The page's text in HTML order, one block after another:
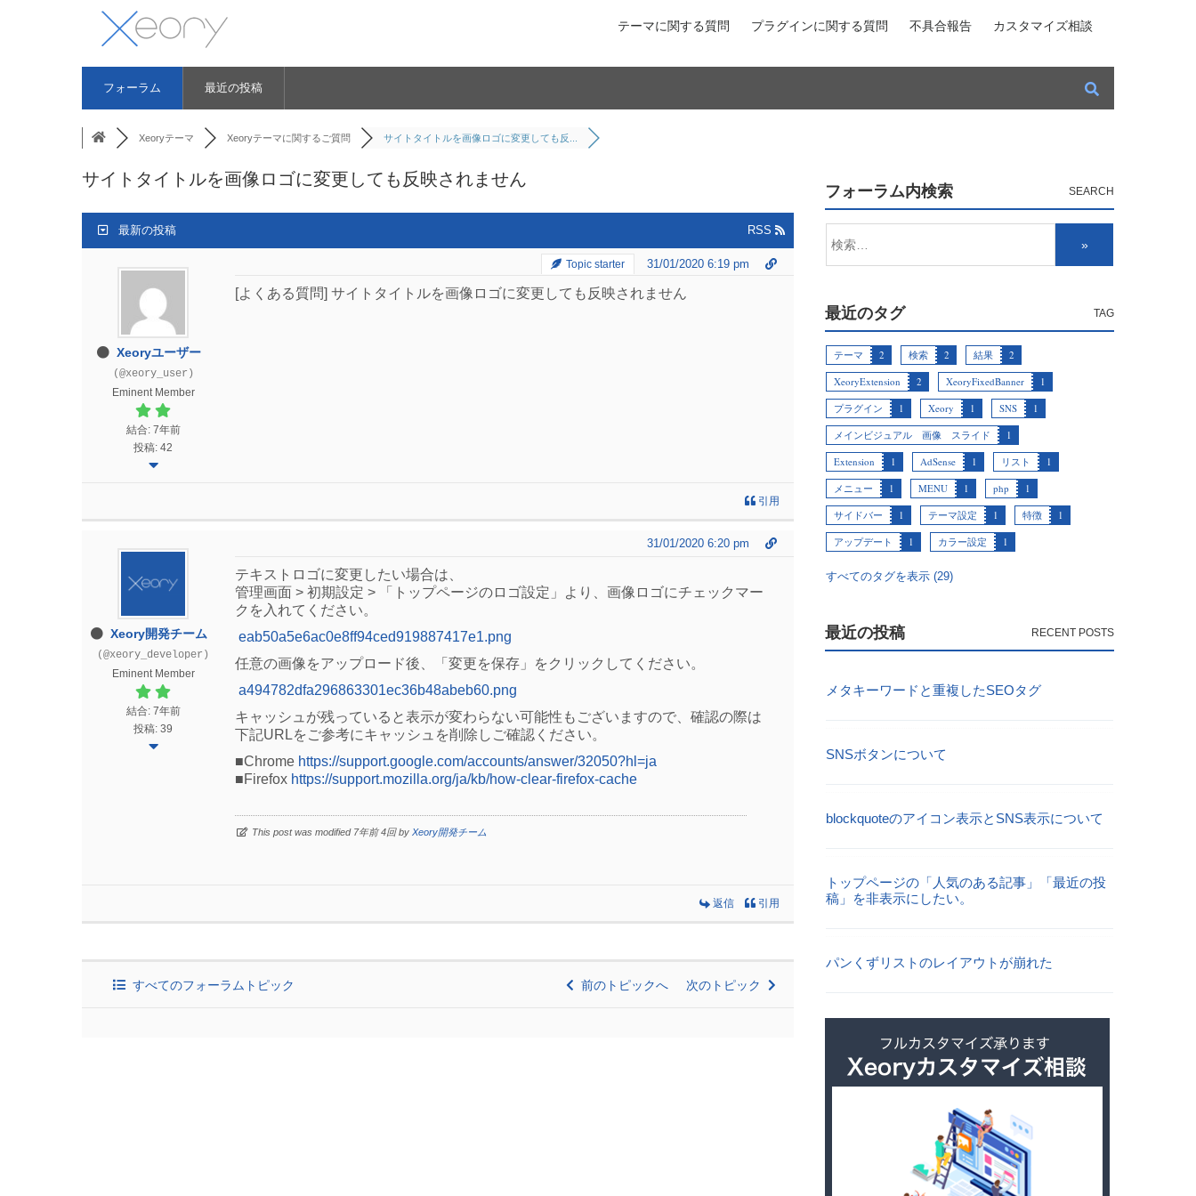
テーマに関する質問 プラグインに関する質問 不具合報告 カスタマイズ相談
フォーラム 最近の投稿
Xeoryテーマ Xeoryテーマに関するご質問 サイトタイトルを画像ロゴに変更しても反...
サイトタイトルを画像ロゴに変更しても反映されません
最新の投稿 RSS
Xeoryユーザー
(@xeory_user)
Eminent Member
結合: 7年前
投稿: 42
Topic starter 31/01/2020 6:19 pm
[よくある質問] サイトタイトルを画像ロゴに変更しても反映されません
引用
Xeory開発チーム
(@xeory_developer)
Eminent Member
結合: 7年前
投稿: 39
31/01/2020 6:20 pm
テキストロゴに変更したい場合は、
管理画面 > 初期設定 > 「トップページのロゴ設定」より、画像ロゴにチェックマー
クを入れてください。
eab50a5e6ac0e8ff94ced919887417e1.png
任意の画像をアップロード後、「変更を保存」をクリックしてください。
a494782dfa296863301ec36b48abeb60.png
キャッシュが残っていると表示が変わらない可能性もございますので、確認の際は
下記URLをご参考にキャッシュを削除しご確認ください。
■Chrome https://support.google.com/accounts/answer/32050?hl=ja
■Firefox https://support.mozilla.org/ja/kb/how-clear-firefox-cache
This post was modified 7年前 4回 by Xeory開発チーム
返信 引用
すべてのフォーラムトピック 前のトピックへ 次のトピック
フォーラム内検索
最近のタグ
テーマ 2 検索 2 結果
2
XeoryExtension
2 XeoryFixedBanner
1
プラグイン
1 Xeory 1 SNS
1
メインビジュアル 画像 スライド
1
Extension
1 AdSense 1 リスト
1
メニュー
1 MENU 1 php
1
サイドバー
1 テーマ設定 1 特徴
1
アップデート
1 カラー設定 1
すべてのタグを表示 (29)
最近の投稿
メタキーワードと重複したSEOタグ
SNSボタンについて
blockquoteのアイコン表示とSNS表示について
トップページの「人気のある記事」「最近の投
稿」を非表示にしたい。
パンくずリストのレイアウトが崩れた